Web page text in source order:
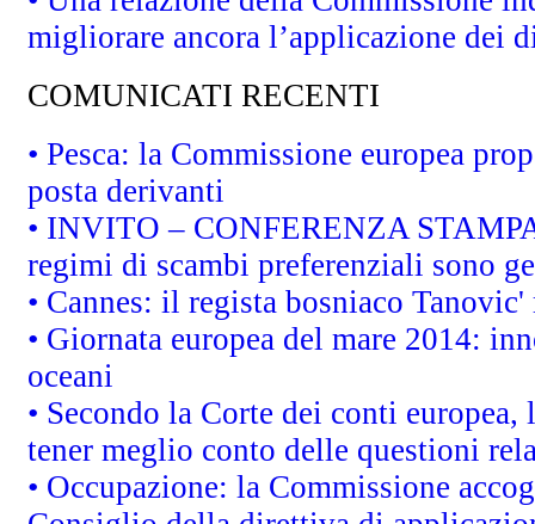
migliorare ancora l’applicazione dei
COMUNICATI RECENTI
• Pesca: la Commissione europea
posta derivanti
• INVITO – CONFERENZA
regimi di scambi preferenziali sono
• Cannes: il regista bosniaco
• Giornata europea del mare 2014:
oceani
• Secondo la Corte dei conti
tener meglio conto delle questioni
• Occupazione: la Commissione